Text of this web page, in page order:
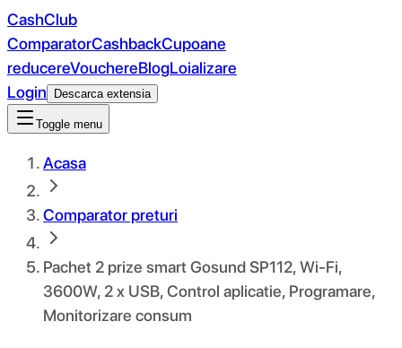
CashClub
ComparatorCashbackCupoane
reducereVouchereBlogLoializare
Login
Descarca extensia
Toggle menu
Acasa
Comparator preturi
Pachet 2 prize smart Gosund SP112, Wi-Fi,
3600W, 2 x USB, Control aplicatie, Programare,
Monitorizare consum